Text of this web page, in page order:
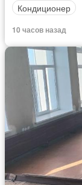
Кондиционер
10 часов назад